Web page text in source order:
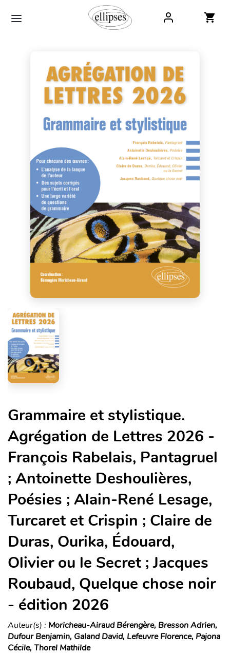
Grammaire et stylistique.
Agrégation de Lettres 2026 -
François Rabelais, Pantagruel
; Antoinette Deshoulières,
Poésies ; Alain-René Lesage,
Turcaret et Crispin ; Claire de
Duras, Ourika, Édouard,
Olivier ou le Secret ; Jacques
Roubaud, Quelque chose noir
- édition 2026
Auteur(s) : Moricheau-Airaud Bérengère, Bresson Adrien,
Dufour Benjamin, Galand David, Lefeuvre Florence, Pajona
Cécile, Thorel Mathilde